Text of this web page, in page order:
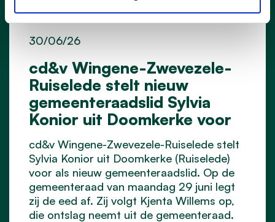
cd&v Wingene-Zwevezele-
Ruiselede stelt nieuw
gemeenteraadslid Sylvia
Konior uit Doomkerke voor
30/06/26
cd&v Wingene-Zwevezele-Ruiselede stelt
Sylvia Konior uit Doomkerke (Ruiselede)
voor als nieuw gemeenteraadslid. Op de
gemeenteraad van maandag 29 juni legt
zij de eed af. Zij volgt Kjenta Willems op,
die ontslag neemt uit de gemeenteraad.